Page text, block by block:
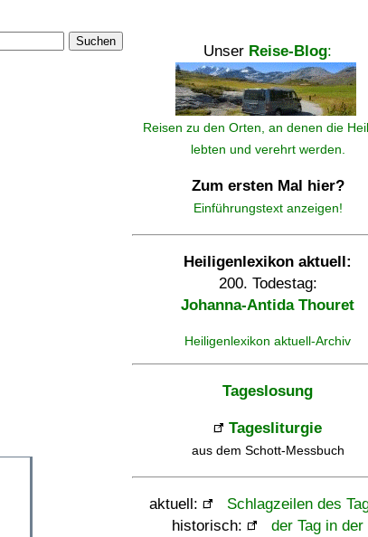
Suchen
Unser Reise-Blog:
Reisen zu den Orten, an denen die
lebten und verehrt werden.
Zum ersten Mal hier?
Einführungstext anzeigen!
Heiligenlexikon aktuell:
200. Todestag:
Johanna-Antida Thouret
Heiligenlexikon aktuell-Archiv
Tageslosung
Tagesliturgie
aus dem Schott-Messbuch
aktuell:
Schlagzeilen des
historisch:
der Tag in der